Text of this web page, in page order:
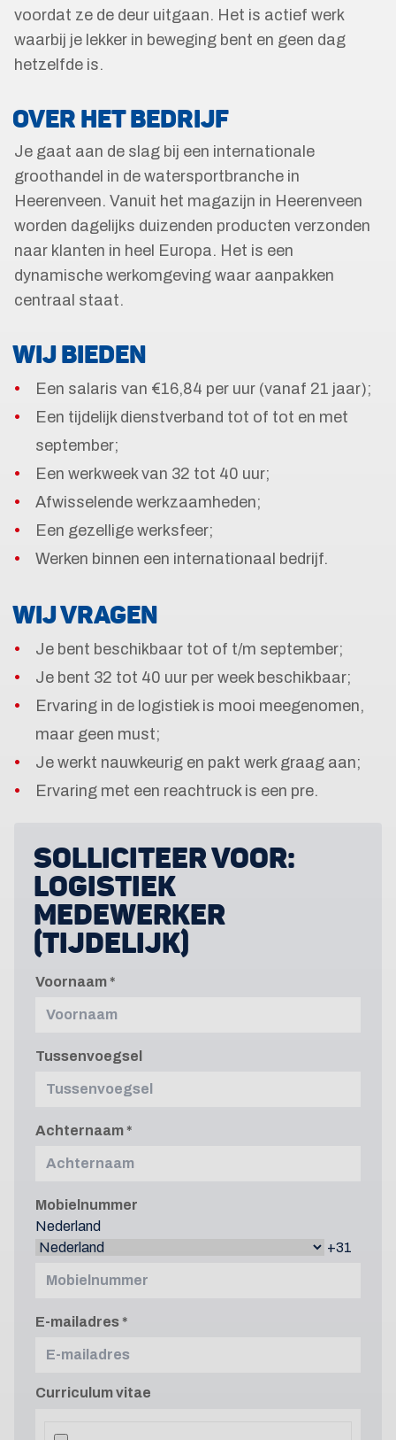
voordat ze de deur uitgaan. Het is actief werk
waarbij je lekker in beweging bent en geen dag
hetzelfde is.
OVER HET BEDRIJF
Je gaat aan de slag bij een internationale
groothandel in de watersportbranche in
Heerenveen. Vanuit het magazijn in Heerenveen
worden dagelijks duizenden producten verzonden
naar klanten in heel Europa. Het is een
dynamische werkomgeving waar aanpakken
centraal staat.
WIJ BIEDEN
Een salaris van €16,84 per uur (vanaf 21 jaar);
Een tijdelijk dienstverband tot of tot en met
september;
Een werkweek van 32 tot 40 uur;
Afwisselende werkzaamheden;
Een gezellige werksfeer;
Werken binnen een internationaal bedrijf.
WIJ VRAGEN
Je bent beschikbaar tot of t/m september;
Je bent 32 tot 40 uur per week beschikbaar;
Ervaring in de logistiek is mooi meegenomen,
maar geen must;
Je werkt nauwkeurig en pakt werk graag aan;
Ervaring met een reachtruck is een pre.
SOLLICITEER VOOR:
LOGISTIEK
MEDEWERKER
(TIJDELIJK)
Voornaam
Tussenvoegsel
Achternaam
Mobielnummer
Nederland
+31
E-mailadres
Curriculum vitae